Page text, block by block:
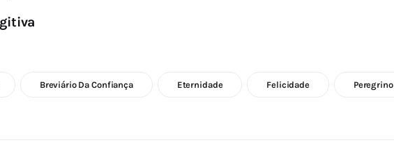
Breviário Da Confiança Eternidade Felicidade Peregrino